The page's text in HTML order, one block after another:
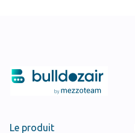
Le produit